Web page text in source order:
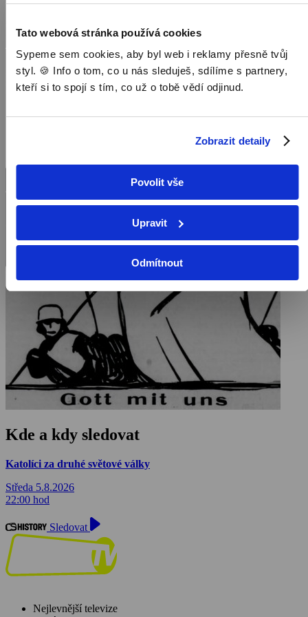
Tato webová stránka používá cookies
Sypeme sem cookies, aby byl web i reklamy přesně tvůj
styl. 🍪 Info o tom, co u nás sleduješ, sdílíme s partnery,
kteří si to spojí s tím, co už o tobě vědí odjinud.
Zobrazit detaily
Povolit vše
Upravit
Odmítnout
Kde a kdy sledovat
Katolíci za druhé světové války
Středa 5.8.2026
22:00 hod
Sledovat
Nejlevnější televize